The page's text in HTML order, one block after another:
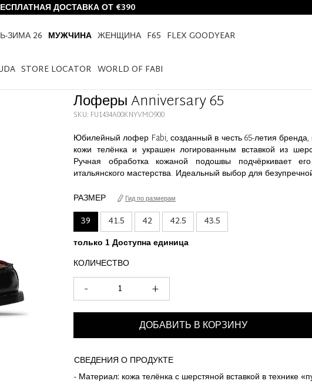
ДОСТАВКА ОТ €390
ЗИМА 26 МУЖЧИНА ЖЕНЩИНА F65 FLEX GOODYEAR
STORE LOCATOR WORLD OF FABI
ОБУВЬ ЛОФЕРЫ ANNIVERSARY 65
Лоферы Anniversary 65
SKU: FU1434A00KNYVMO900
Юбилейный лофер Fabi, созданный в честь 65-летия бренда,
кожи телёнка и украшен логированным вставкой из
Ручная обработка кожаной подошвы подчёркивает
итальянского мастерства. Идеальный выбор для
РАЗМЕР
Гид по размерам
39 41.5 42 42.5
43.5
только 1 Доступна единица
КОЛИЧЕСТВО
+
-
ДОБАВИТЬ В КОРЗИНУ
СВЕДЕНИЯ О ПРОДУКТЕ
- Материал: кожа телёнка с шерстяной вставкой в технике